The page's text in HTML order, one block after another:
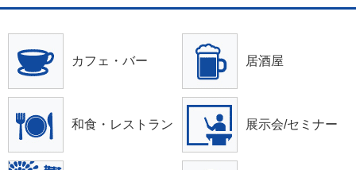
カフェ・バー 居酒屋
和食・レストラン 展示会/セミナー